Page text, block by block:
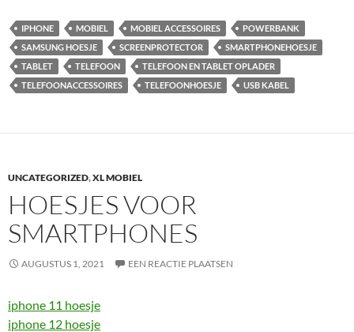
IPHONE MOBIEL MOBIEL ACCESSOIRES
POWERBANK
SAMSUNG HOESJE
SCREENPROTECTOR
SMARTPHONEHOESJE
TABLET
TELEFOON
TELEFOON EN TABLET OPLADER
TELEFOONACCESSOIRES
TELEFOONHOESJE USB KABEL
UNCATEGORIZED,XL MOBIEL
HOESJES VOOR
SMARTPHONES
AUGUSTUS 1, 2021 EEN REACTIE PLAATSEN
iphone 11 hoesje
iphone 12 hoesje